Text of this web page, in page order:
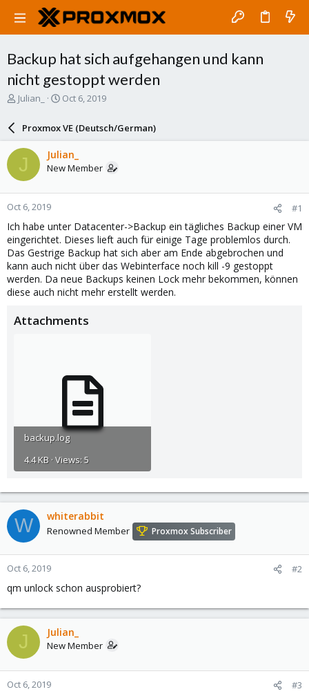
Backup hat sich aufgehangen und kann
nicht gestoppt werden
T
a
s
t
a
r
t
e
r
Julian_
S
a
r
d
a
e
Oct 6, 2019
Proxmox VE (Deutsch/German)
J Julian_
New Member
Oct 6, 2019 #1
Ich habe unter Datacenter->Backup ein tägliches Backup einer VM
eingerichtet. Dieses lieft auch für einige Tage problemlos durch.
Das Gestrige Backup hat sich aber am Ende abgebrochen und
kann auch nicht über das Webinterface noch kill -9 gestoppt
werden. Da neue Backups keinen Lock mehr bekommen, können
diese auch nicht mehr erstellt werden.
Attachments
backup.log
4.4 KB · Views: 5
W whiterabbit
Renowned Member Proxmox Subscriber
Oct 6, 2019 #2
qm unlock schon ausprobiert?
J Julian_
New Member
Oct 6, 2019 #3